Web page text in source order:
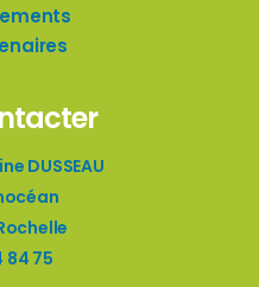
DUSSEAU
84 75